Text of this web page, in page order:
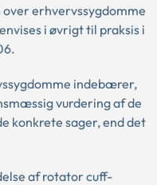
over erhvervssygdomme
i øvrigt til praksis i
indebærer,
vurdering af de
konkrete sager, end det
af rotator cuff-